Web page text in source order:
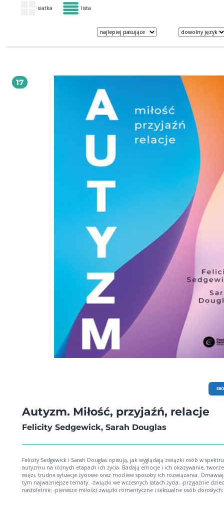
siatka lista
17
Autyzm. Miłość, przyjaźń, relacje
Felicity Sedgewick, Sarah Douglas
Felicity Sedgewick i Sarah Douglas opisują, jak wyglądają związki osób w
autyzmu na różnych etapach ich życia. Badają emocje i ich okazywanie,
więzi, trudne sytuacje życiowe oraz możliwe sposoby ich rozwiązania.
tym najważniejsze tematy: -związki we wczesnych latach życia; -przyjaźnie dziecięce i
nastoletnie; -pierwsze miłości związki romantyczne i seksualne osób dorosłych; -